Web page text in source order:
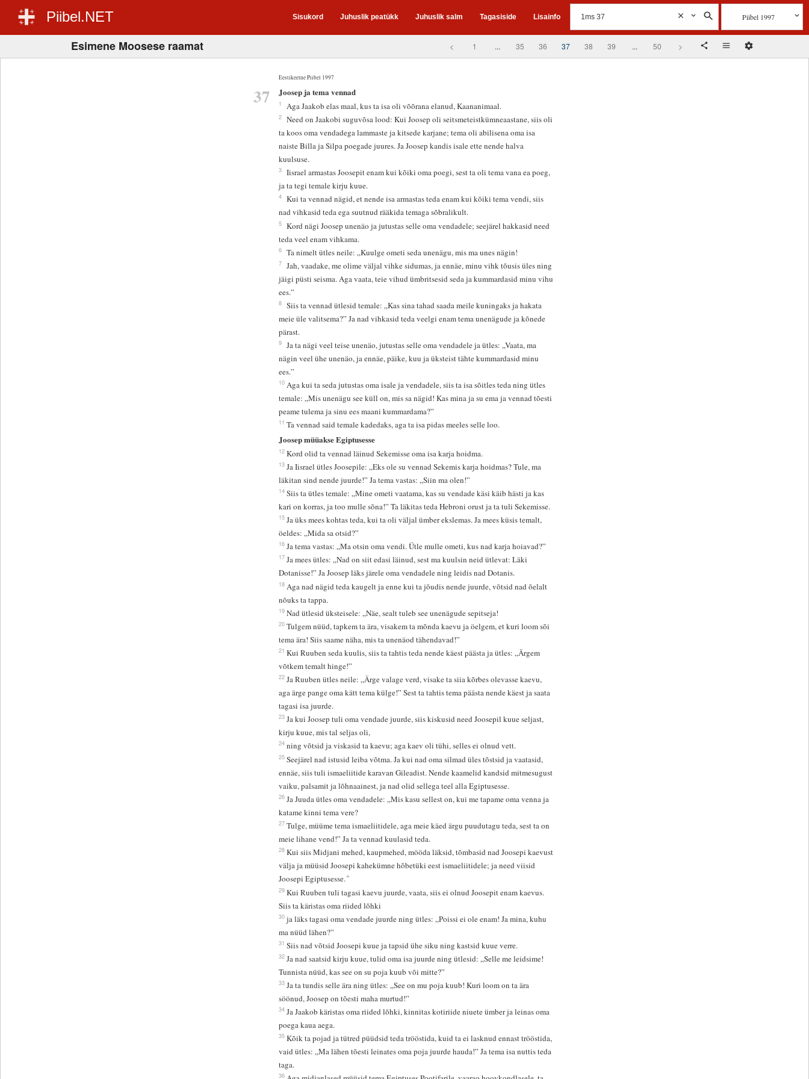
Piibel.NET Sisukord Juhuslik peatükk Juhuslik salm Tagasiside Lisainfo Piibel 1997
Esimene Moosese raamat < 1 ... 35 36 37 38 39 ... 50 >
Eestikeelne Piibel 1997
37 Joosep ja tema vennad
1 Aga Jaakob elas maal, kus ta isa oli võõrana elanud, Kaananimaal.
2
Need on Jaakobi suguvõsa lood: Kui Joosep oli seitsmeteistkümneaastane, siis oli
ta koos oma vendadega lammaste ja kitsede karjane; tema oli abilisena oma isa
naiste Billa ja Silpa poegade juures. Ja Joosep kandis isale ette nende halva
kuulsuse.
3
Iisrael armastas Joosepit enam kui kõiki oma poegi, sest ta oli tema vana ea poeg,
ja ta tegi temale kirju kuue.
4
Kui ta vennad nägid, et nende isa armastas teda enam kui kõiki tema vendi, siis
nad vihkasid teda ega suutnud rääkida temaga sõbralikult.
5
Kord nägi Joosep unenäo ja jutustas selle oma vendadele; seejärel hakkasid need
teda veel enam vihkama.
6 Ta nimelt ütles neile: „Kuulge ometi seda unenägu, mis ma unes nägin!
7
Jah, vaadake, me olime väljal vihke sidumas, ja ennäe, minu vihk tõusis üles ning
jäigi püsti seisma. Aga vaata, teie vihud ümbritsesid seda ja kummardasid minu vihu
ees.”
8
Siis ta vennad ütlesid temale: „Kas sina tahad saada meile kuningaks ja hakata
meie üle valitsema?” Ja nad vihkasid teda veelgi enam tema unenägude ja kõnede
pärast.
9
Ja ta nägi veel teise unenäo, jutustas selle oma vendadele ja ütles: „Vaata, ma
nägin veel ühe unenäo, ja ennäe, päike, kuu ja üksteist tähte kummardasid minu
ees.”
10 Aga kui ta seda jutustas oma isale ja vendadele, siis ta isa sõitles teda ning ütles
temale: „Mis unenägu see küll on, mis sa nägid! Kas mina ja su ema ja vennad tõesti
peame tulema ja sinu ees maani kummardama?”
11 Ta vennad said temale kadedaks, aga ta isa pidas meeles selle loo.
Joosep müüakse Egiptusesse
12 Kord olid ta vennad läinud Sekemisse oma isa karja hoidma.
13 Ja Iisrael ütles Joosepile: „Eks ole su vennad Sekemis karja hoidmas? Tule, ma
läkitan sind nende juurde!” Ja tema vastas: „Siin ma olen!”
14 Siis ta ütles temale: „Mine ometi vaatama, kas su vendade käsi käib hästi ja kas
kari on korras, ja too mulle sõna!” Ta läkitas teda Hebroni orust ja ta tuli Sekemisse.
15 Ja üks mees kohtas teda, kui ta oli väljal ümber ekslemas. Ja mees küsis temalt,
öeldes: „Mida sa otsid?”
16 Ja tema vastas: „Ma otsin oma vendi. Ütle mulle ometi, kus nad karja hoiavad?”
17 Ja mees ütles: „Nad on siit edasi läinud, sest ma kuulsin neid ütlevat: Läki
Dotanisse!” Ja Joosep läks järele oma vendadele ning leidis nad Dotanis.
18 Aga nad nägid teda kaugelt ja enne kui ta jõudis nende juurde, võtsid nad õelalt
nõuks ta tappa.
19 Nad ütlesid üksteisele: „Näe, sealt tuleb see unenägude sepitseja!
20 Tulgem nüüd, tapkem ta ära, visakem ta mõnda kaevu ja öelgem, et kuri loom sõi
tema ära! Siis saame näha, mis ta unenäod tähendavad!”
21 Kui Ruuben seda kuulis, siis ta tahtis teda nende käest päästa ja ütles: „Ärgem
võtkem temalt hinge!”
22 Ja Ruuben ütles neile: „Ärge valage verd, visake ta siia kõrbes olevasse kaevu,
aga ärge pange oma kätt tema külge!” Sest ta tahtis tema päästa nende käest ja saata
tagasi isa juurde.
23 Ja kui Joosep tuli oma vendade juurde, siis kiskusid need Joosepil kuue seljast,
kirju kuue, mis tal seljas oli,
24 ning võtsid ja viskasid ta kaevu; aga kaev oli tühi, selles ei olnud vett.
25 Seejärel nad istusid leiba võtma. Ja kui nad oma silmad üles tõstsid ja vaatasid,
ennäe, siis tuli ismaeliitide karavan Gileadist. Nende kaamelid kandsid mitmesugust
vaiku, palsamit ja lõhnaainest, ja nad olid sellega teel alla Egiptusesse.
26 Ja Juuda ütles oma vendadele: „Mis kasu sellest on, kui me tapame oma venna ja
katame kinni tema vere?
27 Tulge, müüme tema ismaeliitidele, aga meie käed ärgu puudutagu teda, sest ta on
meie lihane vend!” Ja ta vennad kuulasid teda.
28 Kui siis Midjani mehed, kaupmehed, mööda läksid, tõmbasid nad Joosepi kaevust
välja ja müüsid Joosepi kahekümne hõbetüki eest ismaeliitidele; ja need viisid
Joosepi Egiptusesse.+
29 Kui Ruuben tuli tagasi kaevu juurde, vaata, siis ei olnud Joosepit enam kaevus.
Siis ta käristas oma riided lõhki
30 ja läks tagasi oma vendade juurde ning ütles: „Poissi ei ole enam! Ja mina, kuhu
ma nüüd lähen?”
31 Siis nad võtsid Joosepi kuue ja tapsid ühe siku ning kastsid kuue verre.
32 Ja nad saatsid kirju kuue, tulid oma isa juurde ning ütlesid: „Selle me leidsime!
Tunnista nüüd, kas see on su poja kuub või mitte?”
33 Ja ta tundis selle ära ning ütles: „See on mu poja kuub! Kuri loom on ta ära
söönud, Joosep on tõesti maha murtud!”
34 Ja Jaakob käristas oma riided lõhki, kinnitas kotiriide niuete ümber ja leinas oma
poega kaua aega.
35 Kõik ta pojad ja tütred püüdsid teda trööstida, kuid ta ei lasknud ennast trööstida,
vaid ütles: „Ma lähen tõesti leinates oma poja juurde hauda!” Ja tema isa nuttis teda
taga.
36